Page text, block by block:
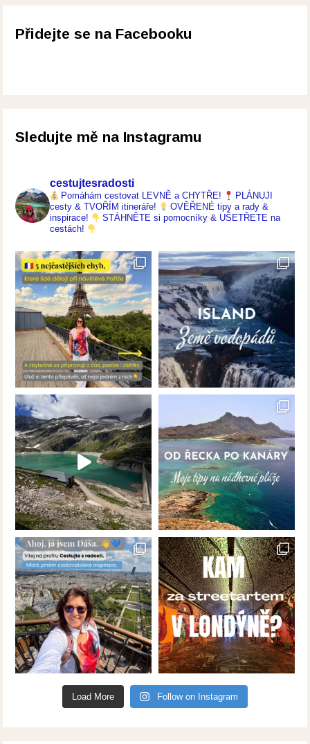
Přidejte se na Facebooku
Sledujte mě na Instagramu
cestujtesradosti
Pomáhám cestovat LEVNĚ a CHYTŘE!
PLÁNUJI
cesty & TVOŘÍM itineráře!
OVĚŘENÉ tipy a rady &
inspirace!
STÁHNĚTE si pomocníky & UŠETŘETE na
cestách!
Load More Follow on Instagram